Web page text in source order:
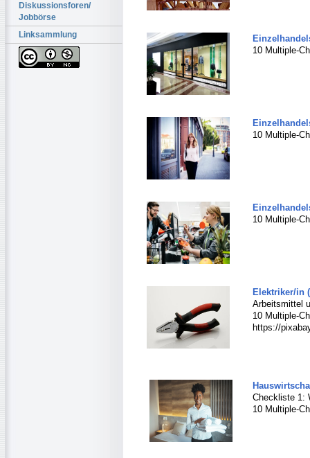
Diskussionsforen/
Jobbörse
Linksammlung
10 Multiple-
10 Multiple-
10 Multiple-
Elektriker/in
Arbeitsmittel
10 Multiple-
https://
Checkliste 1:
10 Multiple-